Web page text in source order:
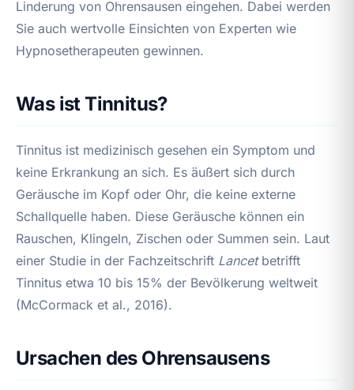
Linderung von Ohrensausen eingehen. Dabei werden
Sie auch wertvolle Einsichten von Experten wie
Hypnosetherapeuten gewinnen.
Was ist Tinnitus?
Tinnitus ist medizinisch gesehen ein Symptom und
keine Erkrankung an sich. Es äußert sich durch
Geräusche im Kopf oder Ohr, die keine externe
Schallquelle haben. Diese Geräusche können ein
Rauschen, Klingeln, Zischen oder Summen sein. Laut
einer Studie in der Fachzeitschrift Lancetbetrifft
Tinnitus etwa 10 bis 15% der Bevölkerung weltweit
(McCormack et al., 2016).
Ursachen des Ohrensausens